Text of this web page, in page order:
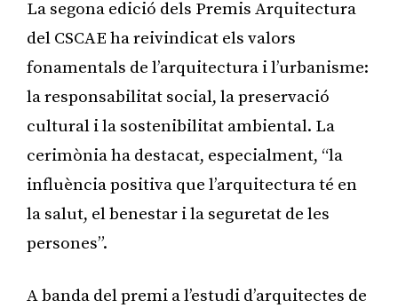
La segona edició dels Premis Arquitectura
del CSCAE ha reivindicat els valors
fonamentals de l’arquitectura i l’urbanisme:
la responsabilitat social, la preservació
cultural i la sostenibilitat ambiental. La
cerimònia ha destacat, especialment, “la
influència positiva que l’arquitectura té en
la salut, el benestar i la seguretat de les
persones”.
A banda del premi a l’estudi d’arquitectes de